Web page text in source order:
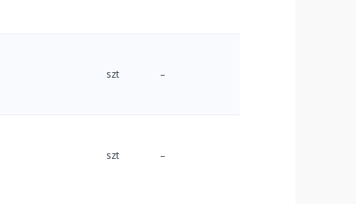
szt –
szt –